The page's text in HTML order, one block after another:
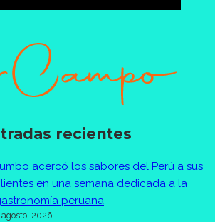
recientes
acercó los sabores del Perú a sus
en una semana dedicada a la
peruana
agosto, 2026